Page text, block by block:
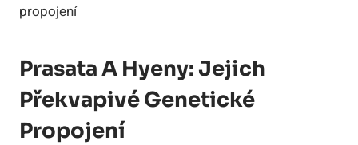
Prasata A Hyeny: Jejich
Překvapivé Genetické
Propojení